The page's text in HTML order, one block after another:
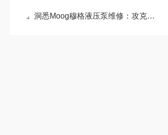
洞悉Moog穆格液压泵维修：攻克电液伺服控制的核心难题